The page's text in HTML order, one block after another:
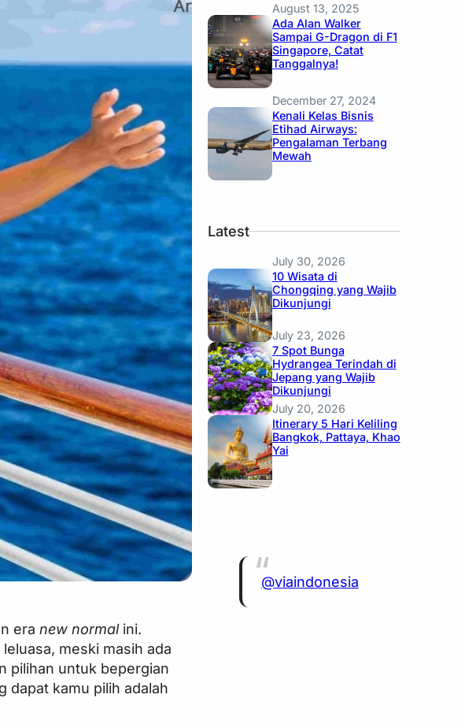
eranew normal ini.
meski masih ada
pilihan untuk bepergian
dapat kamu pilih adalah
August 13, 2025
Ada Alan Walker
Sampai G-Dragon di F1
Singapore, Catat
Tanggalnya!
December 27, 2024
Kenali Kelas Bisnis
Etihad Airways:
Pengalaman Terbang
Mewah
Latest
July 30, 2026
10 Wisata di
Chongqing yang Wajib
Dikunjungi
July 23, 2026
7 Spot Bunga
Hydrangea Terindah di
Jepang yang Wajib
Dikunjungi
July 20, 2026
Itinerary 5 Hari Keliling
Bangkok, Pattaya, Khao
Yai
@viaindonesia